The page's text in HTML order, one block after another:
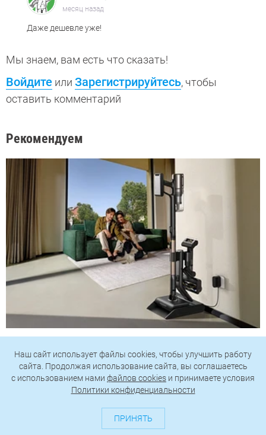
месяц назад
Даже дешевле уже!
Мы знаем, вам есть что сказать!
Войдите или Зарегистрируйтесь, чтобы
оставить комментарий
Рекомендуем
Обзор вертикального пылесоса Dreame Z40 AquaCycle
Pro: гибкий подход к уборке
Наш сайт использует файлы cookies, чтобы улучшить работу
сайта. Продолжая использование сайта, вы соглашаетесь
c использованием нами файлов cookies и принимаете условия
Политики конфиденциальности
ПРИНЯТЬ